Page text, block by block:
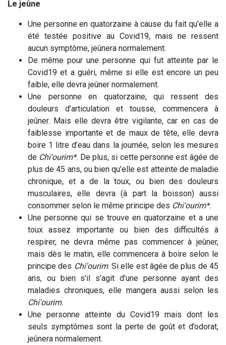
Le jeûne
Une personne en quatorzaine à cause du fait qu'elle a
été testée positive au Covid19, mais ne ressent
aucun symptôme, jeûnera normalement.
De même pour une personne qui fut atteinte par le
Covid19 et a guéri, même si elle est encore un peu
faible, elle devra jeûner normalement.
Une personne en quatorzaine, qui ressent des
douleurs d’articulation et tousse, commencera à
jeûner. Mais elle devra être vigilante, car en cas de
faiblesse importante et de maux de tête, elle devra
boire 1 litre d’eau dans la journée, selon les mesures
de Chi'ourim*. De plus, si cette personne est âgée de
plus de 45 ans, ou bien qu’elle est atteinte de maladie
chronique, et a de la toux, ou bien des douleurs
musculaires, elle devra (à part la boisson) aussi
consommer selon le même principe des Chi'ourim*.
Une personne qui se trouve en quatorzaine et a une
toux assez importante ou bien des difficultés à
respirer, ne devra même pas commencer à jeûner,
mais dès le matin, elle commencera à boire selon le
principe des Chi'ourim. Si elle est âgée de plus de 45
ans, ou bien s'il s’agit d’une personne ayant des
maladies chroniques, elle mangera aussi selon les
Chi'ourim.
Une personne atteinte du Covid19 mais dont les
seuls symptômes sont la perte de goût et d’odorat,
jeûnera normalement.